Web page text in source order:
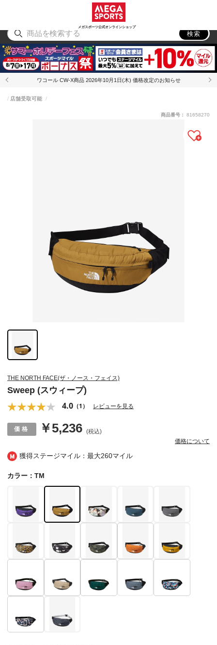
メガスポーツ公式オンラインショップ
アウトドア
検索
ワコール CW-X商品 2026年10月1日(木) 価格改定のお知らせ
獲得ステージマイル：最大260マイル
THE NORTH FACE(ザ・ノース・フェイス)
Sweep (スウィープ)
4.0 （1） レビューを見る
店舗受取可能
￥5,236 (税込)
価格について
商品番号： 81658270
カラー：TM